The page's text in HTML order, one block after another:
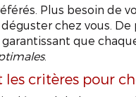
Plus besoin de
chez vous.
que
.
les critères pour